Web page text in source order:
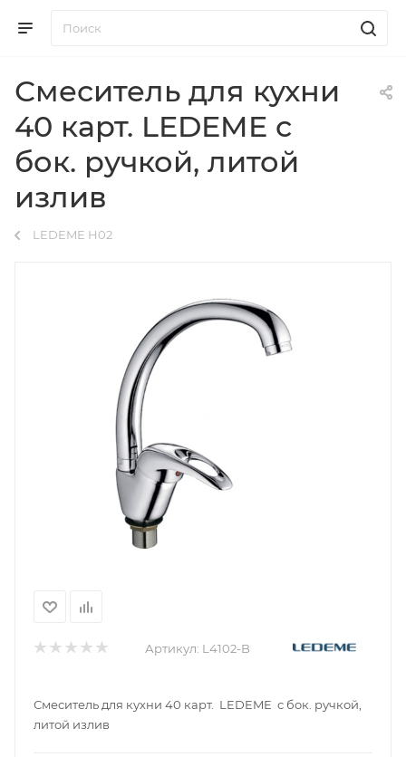
Смеситель для кухни
40 карт. LEDEME с
бок. ручкой, литой
излив
LEDEME H02
Артикул: L4102-B
Смеситель для кухни 40 карт. LEDEME с бок. ручкой,
литой излив